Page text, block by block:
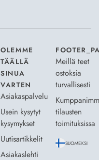
OLEMME
TÄÄLLÄ
SINUA
VARTEN
Asiakaspalvelu
Usein kysytyt
kysymykset
Uutisartikkelit
Asiakaslehti
Meillä teet
ostoksia
turvallisesti
tilausten
toimituksissa
SUOMEKSI